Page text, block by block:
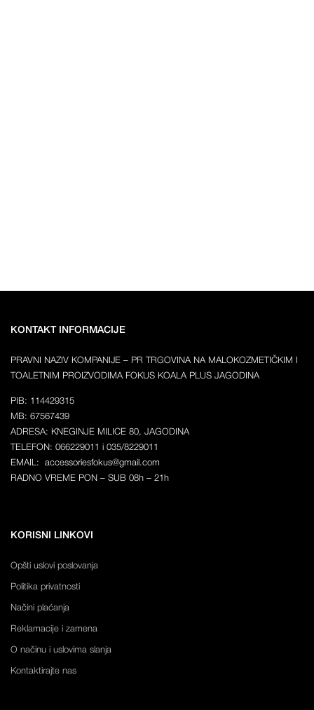
KONTAKT INFORMACIJE
PRAVNI NAZIV KOMPANIJE – PR TRGOVINA NA MALOKOZMETIČKIM I
TOALETNIM PROIZVODIMA FOKUS KOALA PLUS JAGODINA
PIB: 114429315
MB: 67567439
ADRESA: KNEGINJE MILICE 80, JAGODINA
TELEFON: 066229011 i 035/8229011
EMAIL: accessoriesfokus@gmail.com
RADNO VREME PON – SUB 08h – 21h
KORISNI LINKOVI
Opšti uslovi poslovanja
Politika privatnosti
Načini plaćanja
Reklamacije i zamena
O načinu i uslovima slanja
Kontaktirajte nas